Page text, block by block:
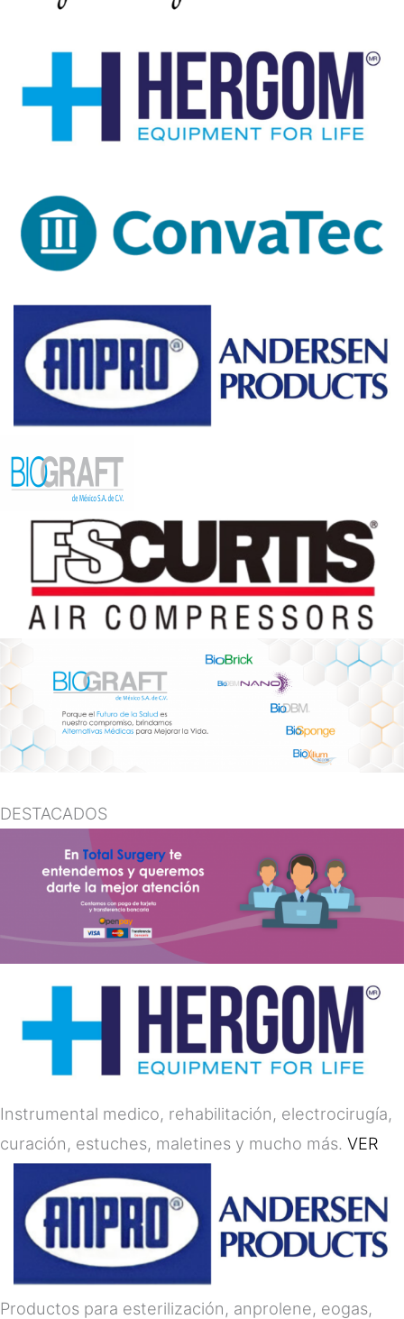
DESTACADOS
Instrumental medico, rehabilitación, electrocirugía,
curación, estuches, maletines y mucho más. VER
Productos para esterilización, anprolene, eogas,